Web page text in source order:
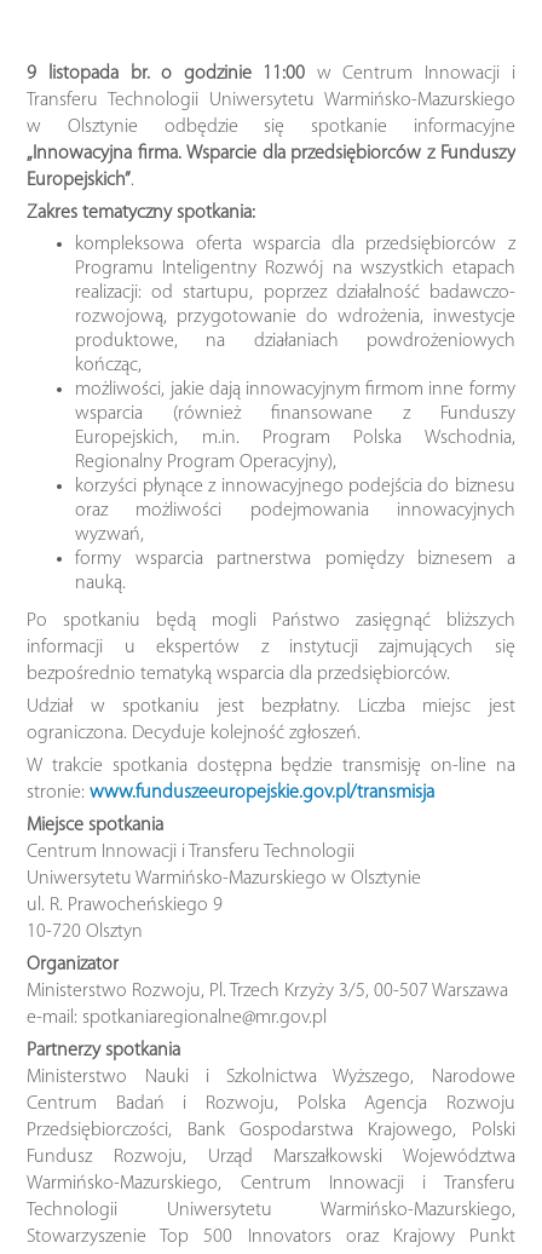
9 listopada br. o godzinie 11:00 w Centrum Innowacji i
Transferu Technologii Uniwersytetu Warmińsko-Mazurskiego
w Olsztynie odbędzie się spotkanie informacyjne
„Innowacyjna firma. Wsparcie dla przedsiębiorców z Funduszy
Europejskich”.
Zakres tematyczny spotkania:
kompleksowa oferta wsparcia dla przedsiębiorców z
Programu Inteligentny Rozwój na wszystkich etapach
realizacji: od startupu, poprzez działalność badawczo-
rozwojową, przygotowanie do wdrożenia, inwestycje
produktowe, na działaniach powdrożeniowych
kończąc,
możliwości, jakie dają innowacyjnym firmom inne formy
wsparcia (również finansowane z Funduszy
Europejskich, m.in. Program Polska Wschodnia,
Regionalny Program Operacyjny),
korzyści płynące z innowacyjnego podejścia do biznesu
oraz możliwości podejmowania innowacyjnych
wyzwań,
formy wsparcia partnerstwa pomiędzy biznesem a
nauką.
Po spotkaniu będą mogli Państwo zasięgnąć bliższych
informacji u ekspertów z instytucji zajmujących się
bezpośrednio tematyką wsparcia dla przedsiębiorców.
Udział w spotkaniu jest bezpłatny. Liczba miejsc jest
ograniczona. Decyduje kolejność zgłoszeń.
W trakcie spotkania dostępna będzie transmisję on-line na
stronie:www.funduszeeuropejskie.gov.pl/transmisja
Miejsce spotkania
Centrum Innowacji i Transferu Technologii
Uniwersytetu Warmińsko-Mazurskiego w Olsztynie
ul. R. Prawocheńskiego 9
10-720 Olsztyn
Organizator
Ministerstwo Rozwoju, Pl. Trzech Krzyży 3/5, 00-507 Warszawa
e-mail: spotkaniaregionalne@mr.gov.pl
Partnerzy spotkania
Ministerstwo Nauki i Szkolnictwa Wyższego, Narodowe
Centrum Badań i Rozwoju, Polska Agencja Rozwoju
Przedsiębiorczości, Bank Gospodarstwa Krajowego, Polski
Fundusz Rozwoju, Urząd Marszałkowski Województwa
Warmińsko-Mazurskiego, Centrum Innowacji i Transferu
Technologii Uniwersytetu Warmińsko-Mazurskiego,
Stowarzyszenie Top 500 Innovators oraz Krajowy Punkt